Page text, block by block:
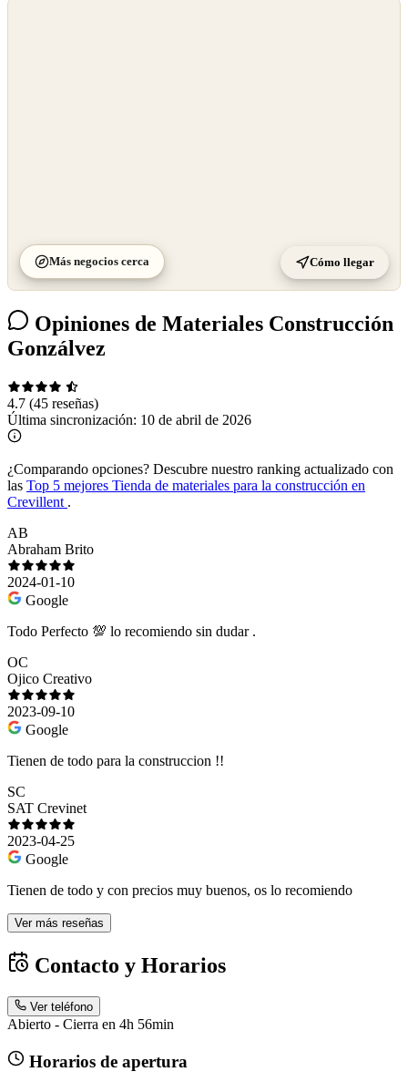
Más negocios cerca Cómo llegar
Opiniones de Materiales Construcción
Gonzálvez
4.7 (45 reseñas)
Última sincronización: 10 de abril de 2026
¿Comparando opciones? Descubre nuestro ranking actualizado con
las Top 5 mejores Tienda de materiales para la construcción en
Crevillent .
AB
Abraham Brito
2024-01-10
Google
Todo Perfecto 💯 lo recomiendo sin dudar .
OC
Ojico Creativo
2023-09-10
Google
Tienen de todo para la construccion !!
SC
SAT Crevinet
2023-04-25
Google
Tienen de todo y con precios muy buenos, os lo recomiendo
Ver más reseñas
Contacto y Horarios
Ver teléfono
Abierto - Cierra en 4h 56min
Horarios de apertura